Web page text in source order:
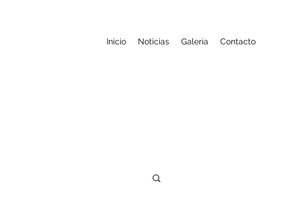
Inicio Noticias Galeria Contacto